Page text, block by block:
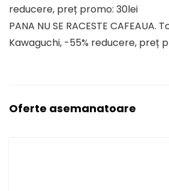
reducere, preț promo: 30lei
PANA NU SE RACESTE CAFEAUA.
Kawaguchi, -55% reducere, preț
Oferte asemanatoare